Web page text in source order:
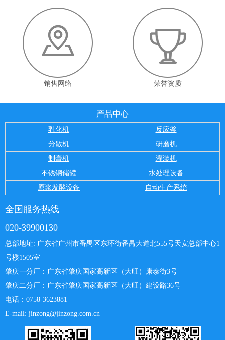
销售网络 荣誉资质
——产品中心——
乳化机
反应釜
分散机
研磨机
制膏机
灌装机
不锈钢储罐
水处理设备
原浆发酵设备
自动生产系统
全国服务热线
020-39900130
总部地址: 广东省广州市番禺区东环街番禺大道北555号天安总部中心1
号楼1505室
肇庆一分厂： 广东省肇庆国家高新区（大旺）康泰街3号
肇庆二分厂：广东省肇庆国家高新区（大旺）建设路36号
电话：0758-3623881
E-mail: jinzong@jinzong.com.cn